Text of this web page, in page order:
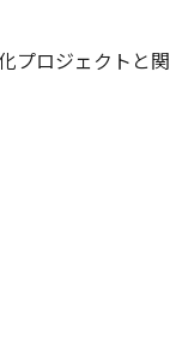
プロジェクトと関